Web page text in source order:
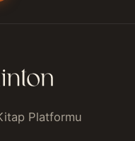
Platformu